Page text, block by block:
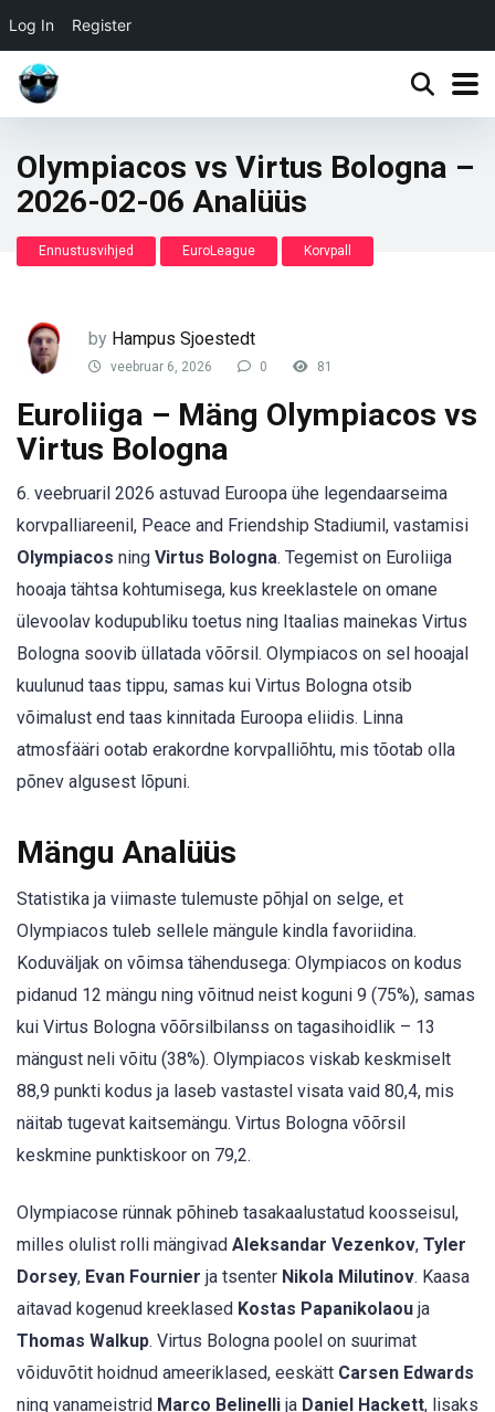
Log In Register
Olympiacos vs Virtus Bologna –
2026-02-06 Analüüs
Ennustusvihjed EuroLeague Korvpall
by Hampus Sjoestedt
veebruar 6, 2026 0 81
Euroliiga – Mäng Olympiacos vs
Virtus Bologna
6. veebruaril 2026 astuvad Euroopa ühe legendaarseima
korvpalliareenil, Peace and Friendship Stadiumil, vastamisi
Olympiacos ning Virtus Bologna. Tegemist on Euroliiga
hooaja tähtsa kohtumisega, kus kreeklastele on omane
ülevoolav kodupubliku toetus ning Itaalias mainekas Virtus
Bologna soovib üllatada võõrsil. Olympiacos on sel hooajal
kuulunud taas tippu, samas kui Virtus Bologna otsib
võimalust end taas kinnitada Euroopa eliidis. Linna
atmosfääri ootab erakordne korvpalliõhtu, mis tõotab olla
põnev algusest lõpuni.
Mängu Analüüs
Statistika ja viimaste tulemuste põhjal on selge, et
Olympiacos tuleb sellele mängule kindla favoriidina.
Koduväljak on võimsa tähendusega: Olympiacos on kodus
pidanud 12 mängu ning võitnud neist koguni 9 (75%), samas
kui Virtus Bologna võõrsilbilanss on tagasihoidlik – 13
mängust neli võitu (38%). Olympiacos viskab keskmiselt
88,9 punkti kodus ja laseb vastastel visata vaid 80,4, mis
näitab tugevat kaitsemängu. Virtus Bologna võõrsil
keskmine punktiskoor on 79,2.
Olympiacose rünnak põhineb tasakaalustatud koosseisul,
milles olulist rolli mängivad Aleksandar Vezenkov, Tyler
Dorsey, Evan Fournier ja tsenter Nikola Milutinov. Kaasa
aitavad kogenud kreeklased Kostas Papanikolaou ja
Thomas Walkup. Virtus Bologna poolel on suurimat
võiduvõtit hoidnud ameeriklased, eeskätt Carsen Edwards
ning vanameistrid Marco Belinelli ja Daniel Hackett, lisaks